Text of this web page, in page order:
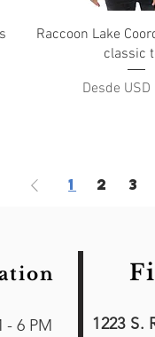
Vista
Raccoon Lake
classic
Desde
Precio de
1 2 3
- 6 PM
1223 S.